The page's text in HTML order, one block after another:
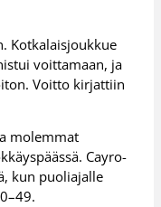
Kotkalaisjoukkue
voittamaan, ja
Voitto kirjattiin
molemmat
Cayro-
kun puoliajalle